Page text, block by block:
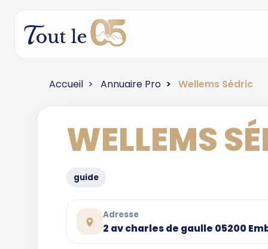
Accueil Annuaire Pro Wellems Sédric
WELLEMS
guide
Adresse
2 av charles de gaulle 05200